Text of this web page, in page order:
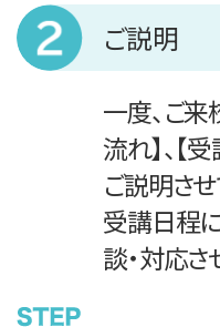
ご説明
一度、ご
流れ】、【
ご説明さ
受講日程
談・対応さ